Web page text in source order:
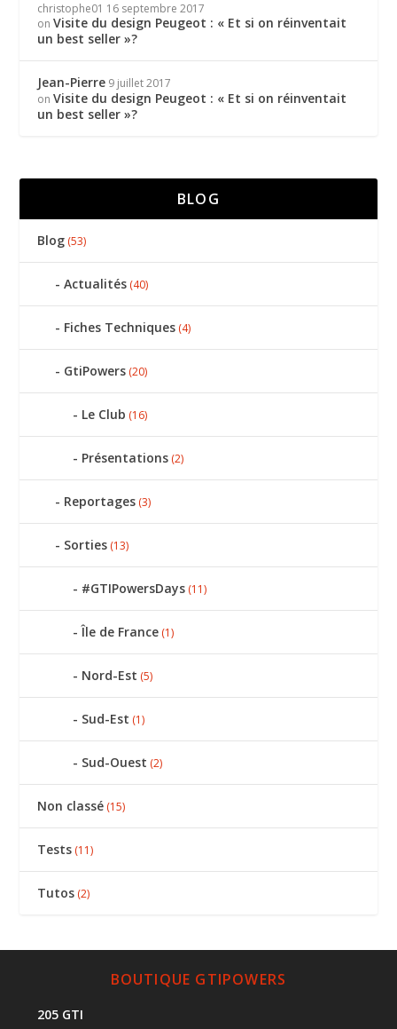
christophe01 16 septembre 2017
onVisite du design Peugeot : « Et si on réinventait
un best seller »?
Jean-Pierre 9 juillet 2017
onVisite du design Peugeot : « Et si on réinventait
un best seller »?
BLOG
Blog (53)
Actualités (40)
Fiches Techniques (4)
GtiPowers (20)
Le Club (16)
Présentations (2)
Reportages (3)
Sorties (13)
#GTIPowersDays (11)
Île de France (1)
Nord-Est (5)
Sud-Est (1)
Sud-Ouest (2)
Non classé (15)
Tests (11)
Tutos (2)
BOUTIQUE GTIPOWERS
205 GTI